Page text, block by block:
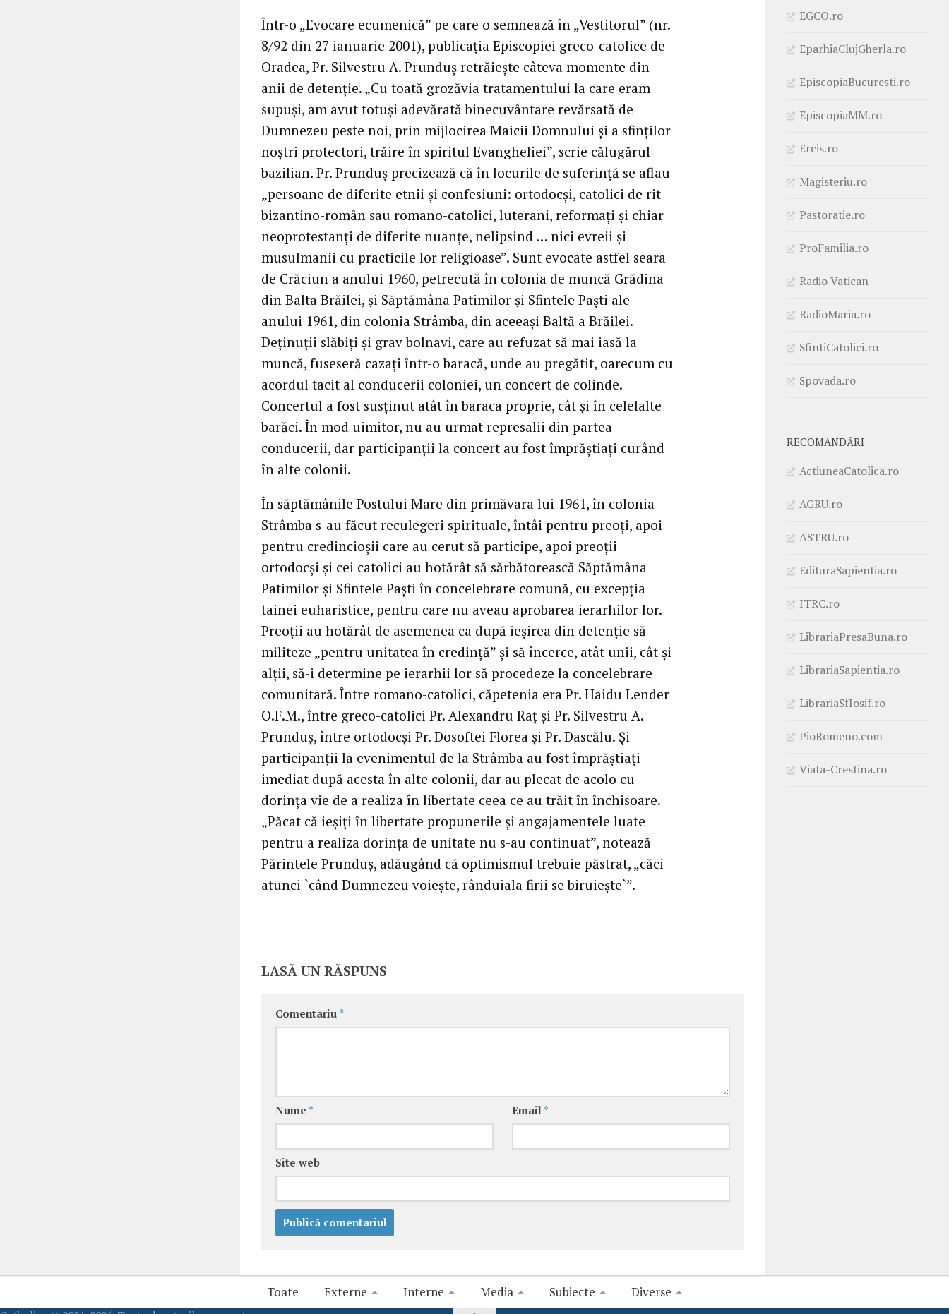
Într-o „Evocare ecumenică” pe care o semnează în „Vestitorul” (nr.
8/92 din 27 ianuarie 2001), publicaţia Episcopiei greco-catolice de
Oradea, Pr. Silvestru A. Prunduş retrăieşte câteva momente din
anii de detenţie. „Cu toată grozăvia tratamentului la care eram
supuşi, am avut totuşi adevărată binecuvântare revărsată de
Dumnezeu peste noi, prin mijlocirea Maicii Domnului şi a sfinţilor
noştri protectori, trăire în spiritul Evangheliei”, scrie călugărul
bazilian. Pr. Prunduş precizează că în locurile de suferinţă se aflau
„persoane de diferite etnii şi confesiuni: ortodocşi, catolici de rit
bizantino-român sau romano-catolici, luterani, reformaţi şi chiar
neoprotestanţi de diferite nuanţe, nelipsind … nici evreii şi
musulmanii cu practicile lor religioase”. Sunt evocate astfel seara
de Crăciun a anului 1960, petrecută în colonia de muncă Grădina
din Balta Brăilei, şi Săptămâna Patimilor şi Sfintele Paşti ale
anului 1961, din colonia Strâmba, din aceeaşi Baltă a Brăilei.
Deţinuţii slăbiţi şi grav bolnavi, care au refuzat să mai iasă la
muncă, fuseseră cazaţi într-o baracă, unde au pregătit, oarecum cu
acordul tacit al conducerii coloniei, un concert de colinde.
Concertul a fost susţinut atât în baraca proprie, cât şi în celelalte
barăci. În mod uimitor, nu au urmat represalii din partea
conducerii, dar participanţii la concert au fost împrăştiaţi curând
în alte colonii.
În săptămânile Postului Mare din primăvara lui 1961, în colonia
Strâmba s-au făcut reculegeri spirituale, întâi pentru preoţi, apoi
pentru credincioşii care au cerut să participe, apoi preoţii
ortodocşi şi cei catolici au hotărât să sărbătorească Săptămâna
Patimilor şi Sfintele Paşti în concelebrare comună, cu excepţia
tainei euharistice, pentru care nu aveau aprobarea ierarhilor lor.
Preoţii au hotărât de asemenea ca după ieşirea din detenţie să
militeze „pentru unitatea în credinţă” şi să încerce, atât unii, cât şi
alţii, să-i determine pe ierarhii lor să procedeze la concelebrare
comunitară. Între romano-catolici, căpetenia era Pr. Haidu Lender
O.F.M., între greco-catolici Pr. Alexandru Raţ şi Pr. Silvestru A.
Prunduş, între ortodocşi Pr. Dosoftei Florea şi Pr. Dascălu. Şi
participanţii la evenimentul de la Strâmba au fost împrăştiaţi
imediat după acesta în alte colonii, dar au plecat de acolo cu
dorinţa vie de a realiza în libertate ceea ce au trăit în închisoare.
„Păcat că ieşiţi în libertate propunerile şi angajamentele luate
pentru a realiza dorinţa de unitate nu s-au continuat”, notează
Părintele Prunduş, adăugând că optimismul trebuie păstrat, „căci
atunci `când Dumnezeu voieşte, rânduiala firii se biruieşte`”.
LASĂ UN RĂSPUNS
Comentariu *
Nume * Email *
Site web
EGCO.ro
EparhiaClujGherla.ro
EpiscopiaBucuresti.ro
EpiscopiaMM.ro
Ercis.ro
Magisteriu.ro
Pastoratie.ro
ProFamilia.ro
Radio Vatican
RadioMaria.ro
SfintiCatolici.ro
Spovada.ro
RECOMANDĂRI
ActiuneaCatolica.ro
AGRU.ro
ASTRU.ro
EdituraSapientia.ro
ITRC.ro
LibrariaPresaBuna.ro
LibrariaSapientia.ro
LibrariaSfIosif.ro
PioRomeno.com
Viata-Crestina.ro
Toate Externe Interne Media Subiecte Diverse